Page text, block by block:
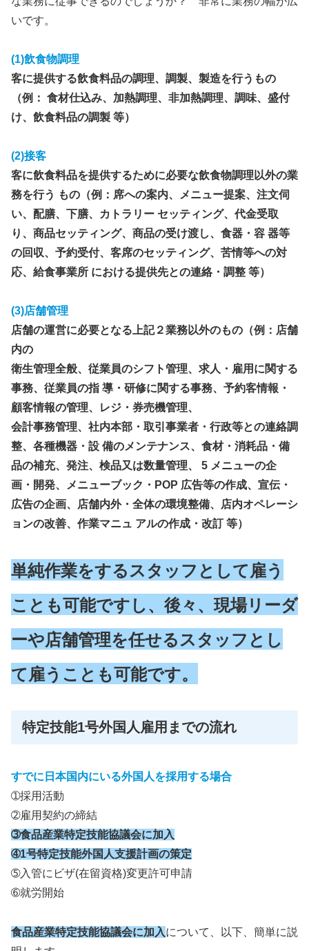
いです。
(1)飲食物調理
客に提供する飲食料品の調理、調製、製造を行うもの
（例： 食材仕込み、加熱調理、非加熱調理、調味、盛付
け、飲食料品の調製 等）
(2)接客
客に飲食料品を提供するために必要な飲食物調理以外の業
務を行う もの（例：席への案内、メニュー提案、注文伺
い、配膳、下膳、カトラリー セッティング、代金受取
り、商品セッティング、商品の受け渡し、食器・容 器等
の回収、予約受付、客席のセッティング、苦情等への対
応、給食事業所 における提供先との連絡・調整 等）
(3)店舗管理
店舗の運営に必要となる上記２業務以外のもの（例：店舗
内の
衛生管理全般、従業員のシフト管理、求人・雇用に関する
事務、従業員の指 導・研修に関する事務、予約客情報・
顧客情報の管理、レジ・券売機管理、
会計事務管理、社内本部・取引事業者・行政等との連絡調
整、各種機器・設 備のメンテナンス、食材・消耗品・備
品の補充、発注、検品又は数量管理、 5 メニューの企
画・開発、メニューブック・POP 広告等の作成、宣伝・
広告の企画、店舗内外・全体の環境整備、店内オペレーシ
ョンの改善、作業マニュ アルの作成・改訂 等）
単純作業をするスタッフとして雇う
ことも可能ですし、後々、現場リーダ
ーや店舗管理を任せるスタッフとし
て雇うことも可能です。
特定技能1号外国人雇用までの流れ
すでに日本国内にいる外国人を採用する場合
➀採用活動
➁雇用契約の締結
➂食品産業特定技能協議会に加入
➃1号特定技能外国人支援計画の策定
➄入管にビザ(在留資格)変更許可申請
➅就労開始
食品産業特定技能協議会に加入について、以下、簡単に説